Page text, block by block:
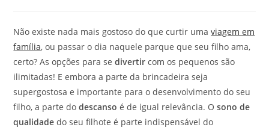
Não existe nada mais gostoso do que curtir umaviagem em
família, ou passar o dia naquele parque que seu filho ama,
certo? As opções para sedivertir com os pequenos são
ilimitadas! E embora a parte da brincadeira seja
supergostosa e importante para o desenvolvimento do seu
filho, a parte dodescanso é de igual relevância. Osono de
qualidade do seu filhote é parte indispensável do